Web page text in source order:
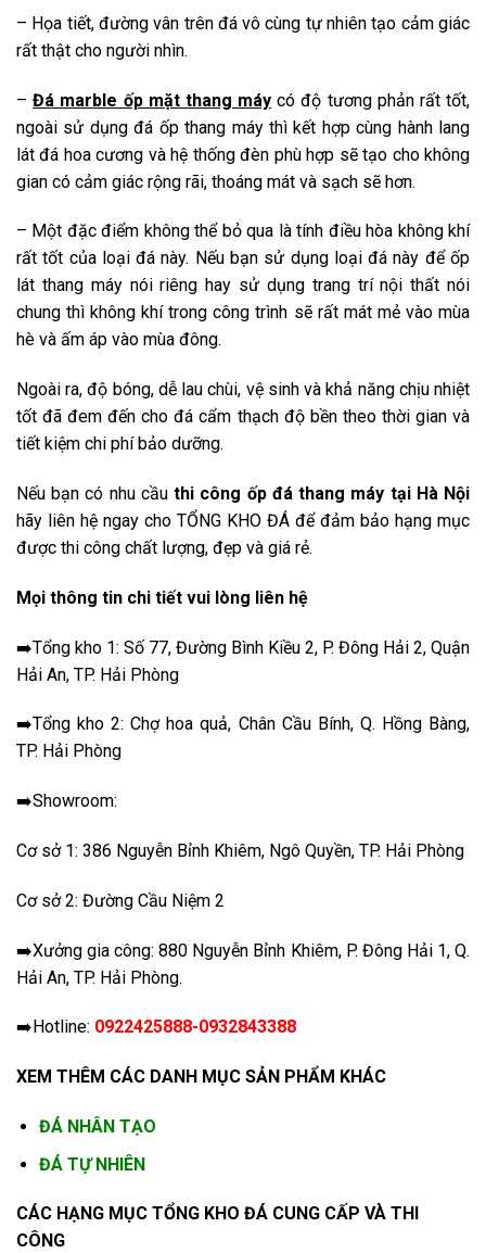
– Họa tiết, đường vân trên đá vô cùng tự nhiên tạo cảm giác
rất thật cho người nhìn.
–Đá marble ốp mặt thang máy có độ tương phản rất tốt,
ngoài sử dụng đá ốp thang máy thì kết hợp cùng hành lang
lát đá hoa cương và hệ thống đèn phù hợp sẽ tạo cho không
gian có cảm giác rộng rãi, thoáng mát và sạch sẽ hơn.
– Một đặc điểm không thể bỏ qua là tính điều hòa không khí
rất tốt của loại đá này. Nếu bạn sử dụng loại đá này để ốp
lát thang máy nói riêng hay sử dụng trang trí nội thất nói
chung thì không khí trong công trình sẽ rất mát mẻ vào mùa
hè và ấm áp vào mùa đông.
Ngoài ra, độ bóng, dễ lau chùi, vệ sinh và khả năng chịu nhiệt
tốt đã đem đến cho đá cẩm thạch độ bền theo thời gian và
tiết kiệm chi phí bảo dưỡng.
Nếu bạn có nhu cầuthi công ốp đá thang máy tại Hà Nội
hãy liên hệ ngay cho TỔNG KHO ĐÁ để đảm bảo hạng mục
được thi công chất lượng, đẹp và giá rẻ.
Mọi thông tin chi tiết vui lòng liên hệ
➡️Tổng kho 1: Số 77, Đường Bình Kiều 2, P. Đông Hải 2, Quận
Hải An, TP. Hải Phòng
➡️Tổng kho 2: Chợ hoa quả, Chân Cầu Bính, Q. Hồng Bàng,
TP. Hải Phòng
➡️Showroom:
Cơ sở 1: 386 Nguyễn Bỉnh Khiêm, Ngô Quyền, TP. Hải Phòng
Cơ sở 2: Đường Cầu Niệm 2
➡️Xưởng gia công: 880 Nguyễn Bỉnh Khiêm, P. Đông Hải 1, Q.
Hải An, TP. Hải Phòng.
➡️Hotline: 0922425888-0932843388
XEM THÊM CÁC DANH MỤC SẢN PHẨM KHÁC
ĐÁ NHÂN TẠO
ĐÁ TỰ NHIÊN
CÁC HẠNG MỤC TỔNG KHO ĐÁ CUNG CẤP VÀ THI
CÔNG